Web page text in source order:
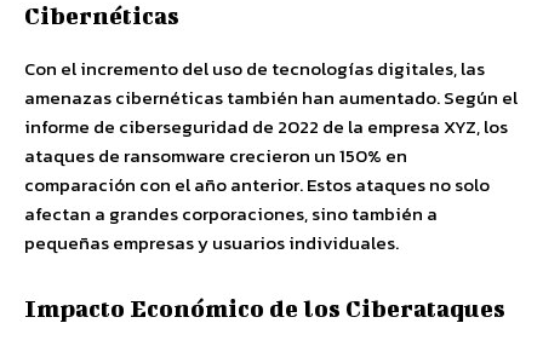
Cibernéticas
Con el incremento del uso de tecnologías digitales, las
amenazas cibernéticas también han aumentado. Según el
informe de ciberseguridad de 2022 de la empresa XYZ, los
ataques de ransomware crecieron un 150% en
comparación con el año anterior. Estos ataques no solo
afectan a grandes corporaciones, sino también a
pequeñas empresas y usuarios individuales.
Impacto Económico de los Ciberataques